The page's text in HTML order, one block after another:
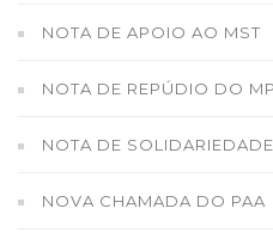
NOTA DE APOIO AO MST
NOTA DE REPÚDIO DO
NOTA DE SOLIDARIEDADE
NOVA CHAMADA DO PAA